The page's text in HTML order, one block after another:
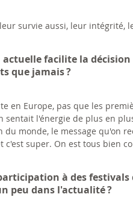
survie aussi, leur
facilite la
que jamais ?
en Europe, pas que les
sentait l'énergie de plus en
monde, le message qu'on
super. On est tous bien
à des
peu dans l'actualité ?